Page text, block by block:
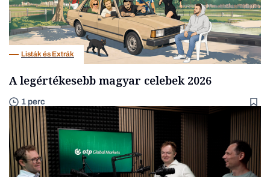
Listák és Extrák
A legértékesebb magyar celebek 2026
1 perc